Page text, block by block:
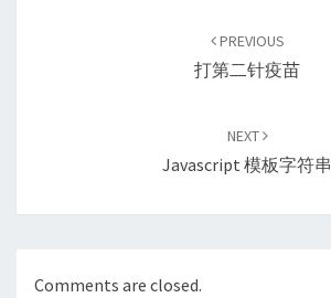
PREVIOUS
打第二针疫苗
NEXT
Javascript 模板字符串
Comments are closed.